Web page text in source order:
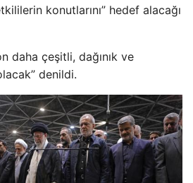
konutlarını” hedef alacağı
daha çeşitli, dağınık ve
denildi.